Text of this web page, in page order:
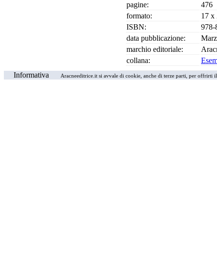
pagine:
476
formato:
17 x
ISBN:
978-
data pubblicazione:
marchio editoriale:
collana:
Informativa
Aracneeditrice.it si avvale di cookie, anche di terze parti, per